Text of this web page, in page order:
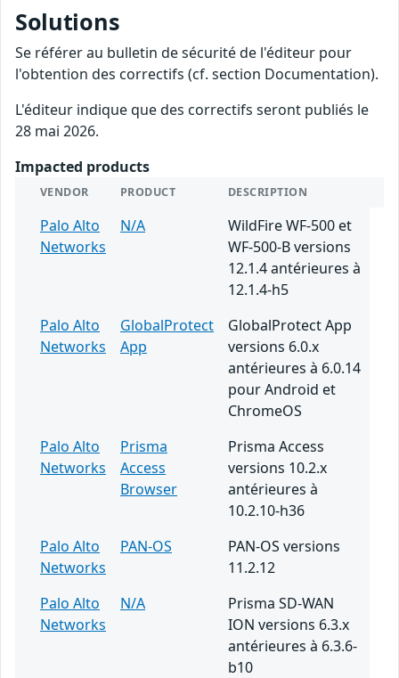
Solutions
Se référer au bulletin de sécurité de l'éditeur pour
l'obtention des correctifs (cf. section Documentation).
L'éditeur indique que des correctifs seront publiés le
28 mai 2026.
Impacted products
VENDOR PRODUCT DESCRIPTION
Palo Alto
Networks
N/A
WildFire WF-500 et
WF-500-B versions
12.1.4 antérieures à
12.1.4-h5
Palo Alto
Networks
GlobalProtect
App
GlobalProtect App
versions 6.0.x
antérieures à 6.0.14
pour Android et
ChromeOS
Palo Alto
Networks
Prisma
Access
Browser
Prisma Access
versions 10.2.x
antérieures à
10.2.10-h36
Palo Alto
Networks
PAN-OS
PAN-OS versions
11.2.12
Palo Alto
Networks
N/A
Prisma SD-WAN
ION versions 6.3.x
antérieures à 6.3.6-
b10